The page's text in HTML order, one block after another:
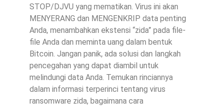
STOP/DJVU yang mematikan. Virus ini akan
MENYERANG dan MENGENKRIP data penting
Anda, menambahkan ekstensi “zida” pada file-
file Anda dan meminta uang dalam bentuk
Bitcoin. Jangan panik, ada solusi dan langkah
pencegahan yang dapat diambil untuk
melindungi data Anda. Temukan rinciannya
dalam informasi terperinci tentang virus
ransomware zida, bagaimana cara